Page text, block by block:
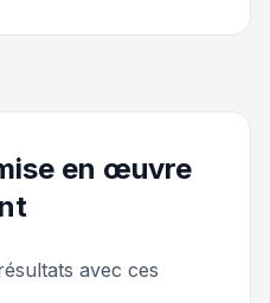
en œuvre
avec ces